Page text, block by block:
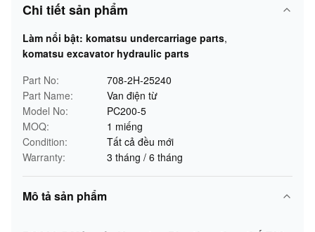
Chi tiết sản phẩm
Làm nổi bật: komatsu undercarriage parts,
komatsu excavator hydraulic parts
Part No:
708-2H-25240
Part Name:
Van điện từ
Model No:
PC200-5
MOQ:
1 miếng
Condition:
Tất cả đều mới
Warranty:
3 tháng / 6 tháng
Mô tả sản phẩm